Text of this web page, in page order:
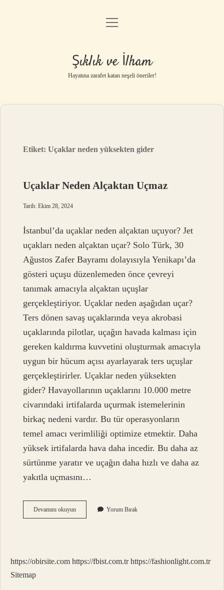
Anasayfa
Gizlilik Politikası
Yasal Uyarı
menüyü
Şıklık ve İlham
Hayatına zarafet katan neşeli öneriler!
Etiket:Uçaklar neden yüksekten gider
Uçaklar Neden Alçaktan Uçmaz
Tarih: Ekim 28, 2024
İstanbul’da uçaklar neden alçaktan uçuyor? Jet
uçakları neden alçaktan uçar? Solo Türk, 30
Ağustos Zafer Bayramı dolayısıyla Yenikapı’da
gösteri uçuşu düzenlemeden önce çevreyi
tanımak amacıyla alçaktan uçuşlar
gerçekleştiriyor. Uçaklar neden aşağıdan uçar?
Ters dönen savaş uçaklarında veya akrobasi
uçaklarında pilotlar, uçağın havada kalması için
gereken kaldırma kuvvetini oluşturmak amacıyla
uygun bir hücum açısı ayarlayarak ters uçuşlar
gerçekleştirirler. Uçaklar neden yüksekten
gider? Havayollarının uçaklarını 10.000 metre
civarındaki irtifalarda uçurmak istemelerinin
birkaç nedeni vardır. Bu tür operasyonların
temel amacı verimliliği optimize etmektir. Daha
yüksek irtifalarda hava daha incedir. Bu daha az
sürtünme yaratır ve uçağın daha hızlı ve daha az
yakıtla uçmasını…
Devamını okuyunUçaklar
Neden
Yorum Bırak
https://obirsite.com https://fbist.com.tr https://fashionlight.com.tr
Sitemap